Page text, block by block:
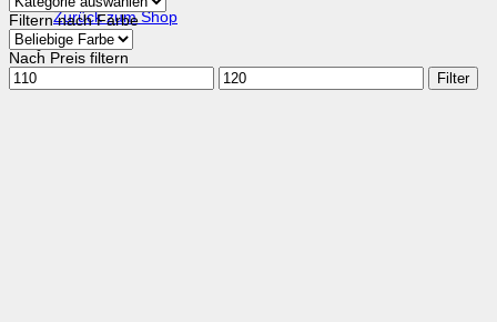
Zurück zum Shop
Filtern nach Farbe
Nach Preis filtern
Min.
Preis
Max.
Preis
Filter